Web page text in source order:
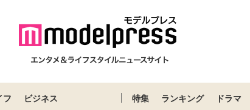
フ ビジネス 特集 ランキング ドラマ